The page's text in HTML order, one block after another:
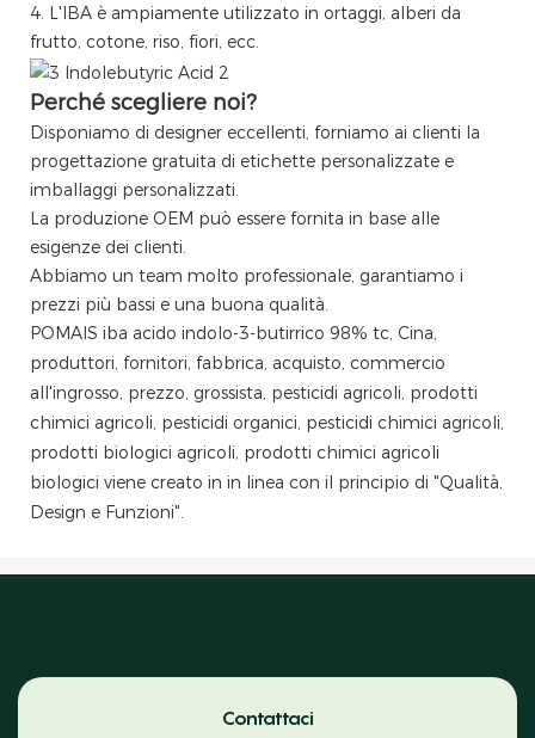
4. L'IBA è ampiamente utilizzato in ortaggi, alberi da
frutto, cotone, riso, fiori, ecc.
Perché scegliere noi?
Disponiamo di designer eccellenti, forniamo ai clienti la
progettazione gratuita di etichette personalizzate e
imballaggi personalizzati.
La produzione OEM può essere fornita in base alle
esigenze dei clienti.
Abbiamo un team molto professionale, garantiamo i
prezzi più bassi e una buona qualità.
POMAIS iba acido indolo-3-butirrico 98% tc, Cina,
produttori, fornitori, fabbrica, acquisto, commercio
all'ingrosso, prezzo, grossista, pesticidi agricoli, prodotti
chimici agricoli, pesticidi organici, pesticidi chimici agricoli,
prodotti biologici agricoli, prodotti chimici agricoli
biologici viene creato in in linea con il principio di "Qualità,
Design e Funzioni".
Contattaci